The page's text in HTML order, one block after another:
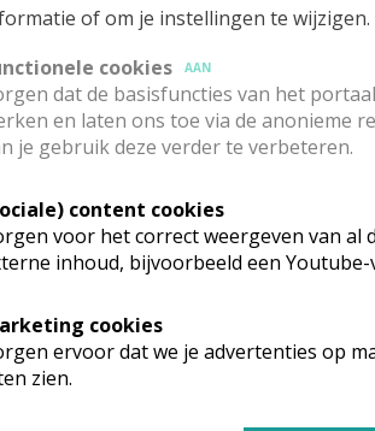
vinden geen weekendvieringen plaats. Via
of om je instellingen te wijzigen.
cookies
AAN
dat de basisfuncties van het
en laten ons toe via de anonieme
je gebruik deze verder te verbeteren.
content cookies
voor het correct weergeven van al
inhoud, bijvoorbeeld een Youtube-
cookies
ervoor dat we je advertenties op
zien.